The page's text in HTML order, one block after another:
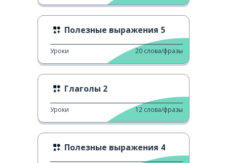
Полезные выражения 5
Уроки 20 слова/фразы
Глаголы 2
Уроки 12 слова/фразы
Полезные выражения 4